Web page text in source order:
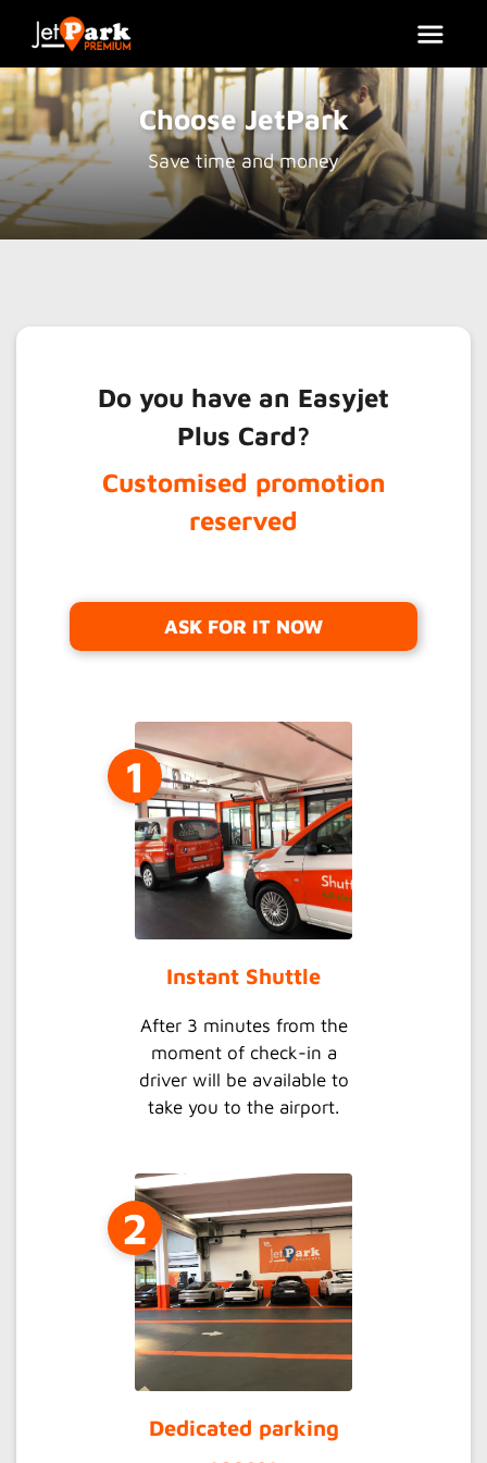
Choose JetPark
Save time and money
Do you have an Easyjet
Plus Card?
Customised promotion
reserved
ASK FOR IT NOW
1
Instant Shuttle
After 3 minutes from the
moment of check-in a
driver will be available to
take you to the airport.
2
Dedicated parking